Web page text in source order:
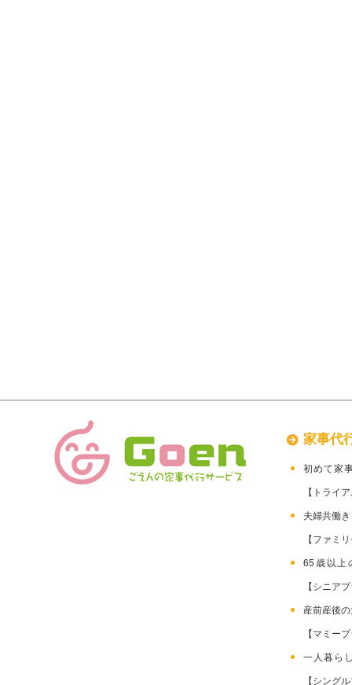
家事代
初めて家
【トライ
夫婦共働
【ファミ
65歳以
【シニア
産前産
【マミー
一人暮
【シング